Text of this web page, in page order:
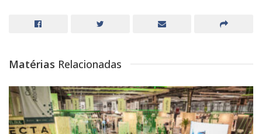
Matérias Relacionadas